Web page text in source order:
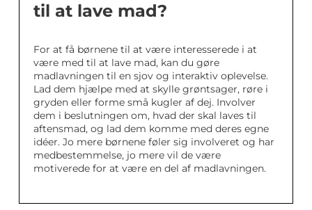
til at lave mad?
For at få børnene til at være interesserede i at
være med til at lave mad, kan du gøre
madlavningen til en sjov og interaktiv oplevelse.
Lad dem hjælpe med at skylle grøntsager, røre i
gryden eller forme små kugler af dej. Involver
dem i beslutningen om, hvad der skal laves til
aftensmad, og lad dem komme med deres egne
idéer. Jo mere børnene føler sig involveret og har
medbestemmelse, jo mere vil de være
motiverede for at være en del af madlavningen.